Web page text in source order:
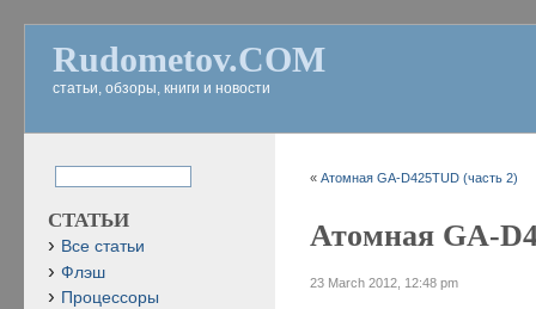
Rudometov.COM
статьи, обзоры, книги и новости
«Атомная GA-D425TUD (часть 2)
Атомная GA-
23 March 2012, 12:48 pm
СТАТЬИ
Все статьи
Флэш
Процессоры